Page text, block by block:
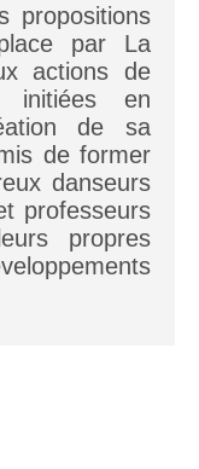
propositions
par La
actions de
initiées en
de sa
de former
danseurs
professeurs
propres